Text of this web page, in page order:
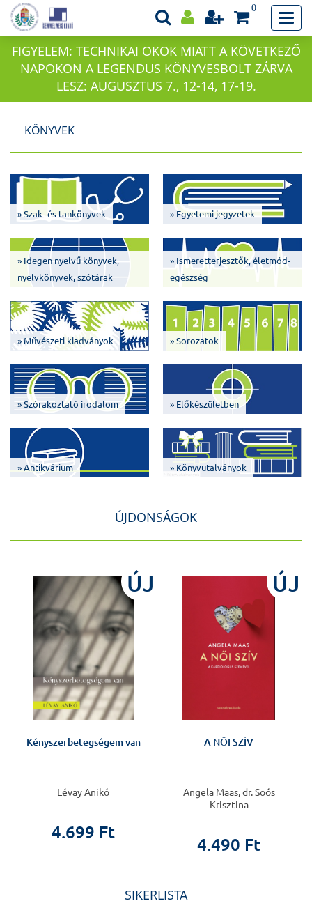
0
FIGYELEM: TECHNIKAI OKOK MIATT A KÖVETKEZŐ
NAPOKON A LEGENDUS KÖNYVESBOLT ZÁRVA
LESZ: AUGUSZTUS 7., 12-14, 17-19.
KÖNYVEK
» Szak- és tankönyvek » Egyetemi jegyzetek
» Idegen nyelvű könyvek,
nyelvkönyvek, szótárak
» Ismeretterjesztők, életmód-
egészség
» Művészeti kiadványok » Sorozatok
» Szórakoztató irodalom » Előkészületben
» Antikvárium » Könyvutalványok
ÚJDONSÁGOK
ÚJ
Kényszerbetegségem van
Lévay Anikó
4.699 Ft
ÚJ
A NŐI SZÍV
Angela Maas, dr. Soós
Krisztina
4.490 Ft
SIKERLISTA